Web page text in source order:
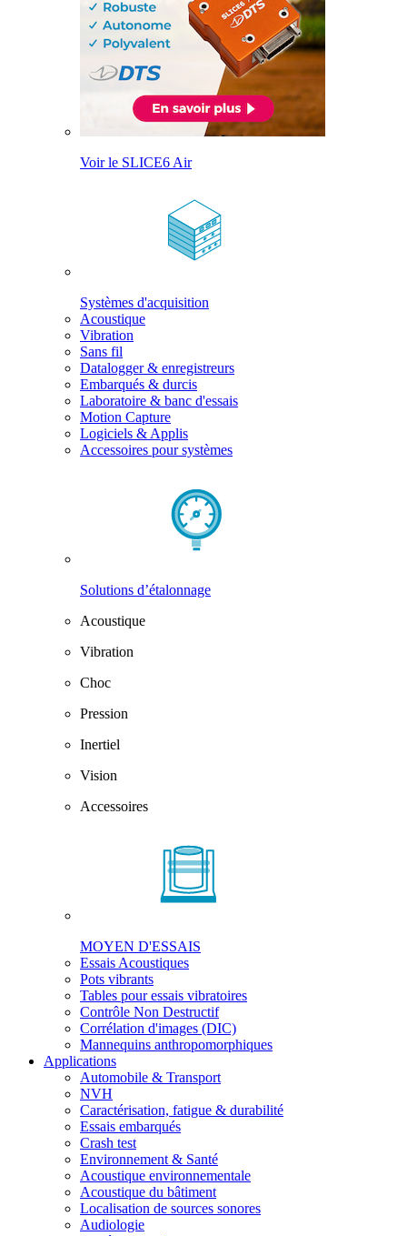
Voir le SLICE6 Air
Systèmes d'acquisition
Acoustique
Vibration
Sans fil
Datalogger & enregistreurs
Embarqués & durcis
Laboratoire & banc d'essais
Motion Capture
Logiciels & Applis
Accessoires pour systèmes
Solutions d’étalonnage
Acoustique
Vibration
Choc
Pression
Inertiel
Vision
Accessoires
MOYEN D'ESSAIS
Essais Acoustiques
Pots vibrants
Tables pour essais vibratoires
Contrôle Non Destructif
Corrélation d'images (DIC)
Mannequins anthropomorphiques
Applications
Automobile & Transport
NVH
Caractérisation, fatigue & durabilité
Essais embarqués
Crash test
Environnement & Santé
Acoustique environnementale
Acoustique du bâtiment
Localisation de sources sonores
Audiologie